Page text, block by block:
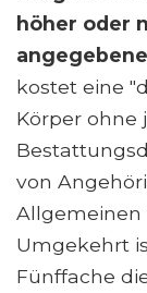
höher oder
kostet eine
Körper ohne
von
Allgemeinen
Umgekehrt
Fünffache